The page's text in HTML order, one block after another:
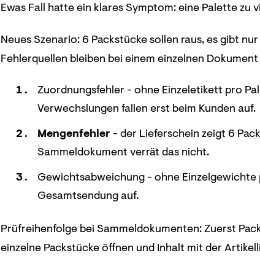
Ewas Fall hatte ein klares Symptom: eine Palette
Neues Szenario: 6 Packstücke sollen raus, es gibt
Fehlerquellen bleiben bei einem einzelnen
Zuordnungsfehler - ohne Einzeletikett pro
Verwechslungen fallen erst beim Kunden auf.
Mengenfehler - der Lieferschein zeigt 6
Sammeldokument verrät das nicht.
Gewichtsabweichung - ohne
Gesamtsendung auf.
Prüfreihenfolge bei Sammeldokumenten: Zuerst
einzelne Packstücke öffnen und Inhalt mit der